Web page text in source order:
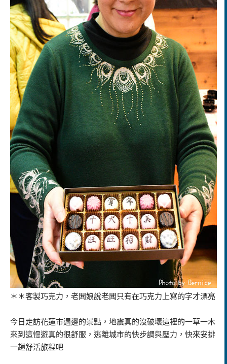
＊＊客製巧克力，老闆娘說老闆只有在巧克力上寫的字才漂亮
今日走訪花蓮市週邊的景點，地震真的沒破壞這裡的一草一木
來到這慢遊真的很舒服，逃離城市的快步調與壓力，快來安排
一趟舒活旅程吧